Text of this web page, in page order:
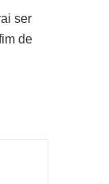
ser
de